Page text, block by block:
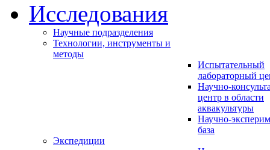
Исследования
Научные подразделения
Технологии, инструменты и
методы
Испытательный
лабораторный
Научно-
центр в области
аквакультуры
Научно-
база
Экспедиции